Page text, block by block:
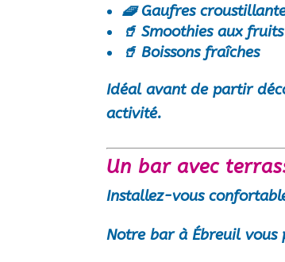
🧇 Gaufres
🥤 Smoothies aux fruits
🥤 Boissons fraîches
Idéal avant de partir
activité.
Un bar avec
Installez-vous
Notrebar à Ébreuilvous